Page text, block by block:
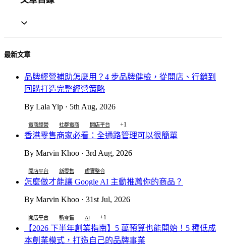
最新文章
品牌經營補助怎麼用？4 步品牌健檢，從開店、行銷到
回購打造完整經營策略
By Lala Yip · 5th Aug, 2026
電商經營 社群電商 開店平台 +1
香港零售商家必看：全通路管理可以很簡單
By Marvin Khoo · 3rd Aug, 2026
開店平台 新零售 虛實整合
怎麼做才能讓 Google AI 主動推薦你的商品？
By Marvin Khoo · 31st Jul, 2026
開店平台 新零售 AI +1
【2026 下半年創業指南】5 萬預算也能開始！5 種低成
本創業模式，打造自己的品牌事業